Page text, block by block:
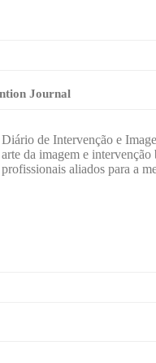
Journal
Diário de Intervenção e
arte da imagem e
profissionais aliados para a